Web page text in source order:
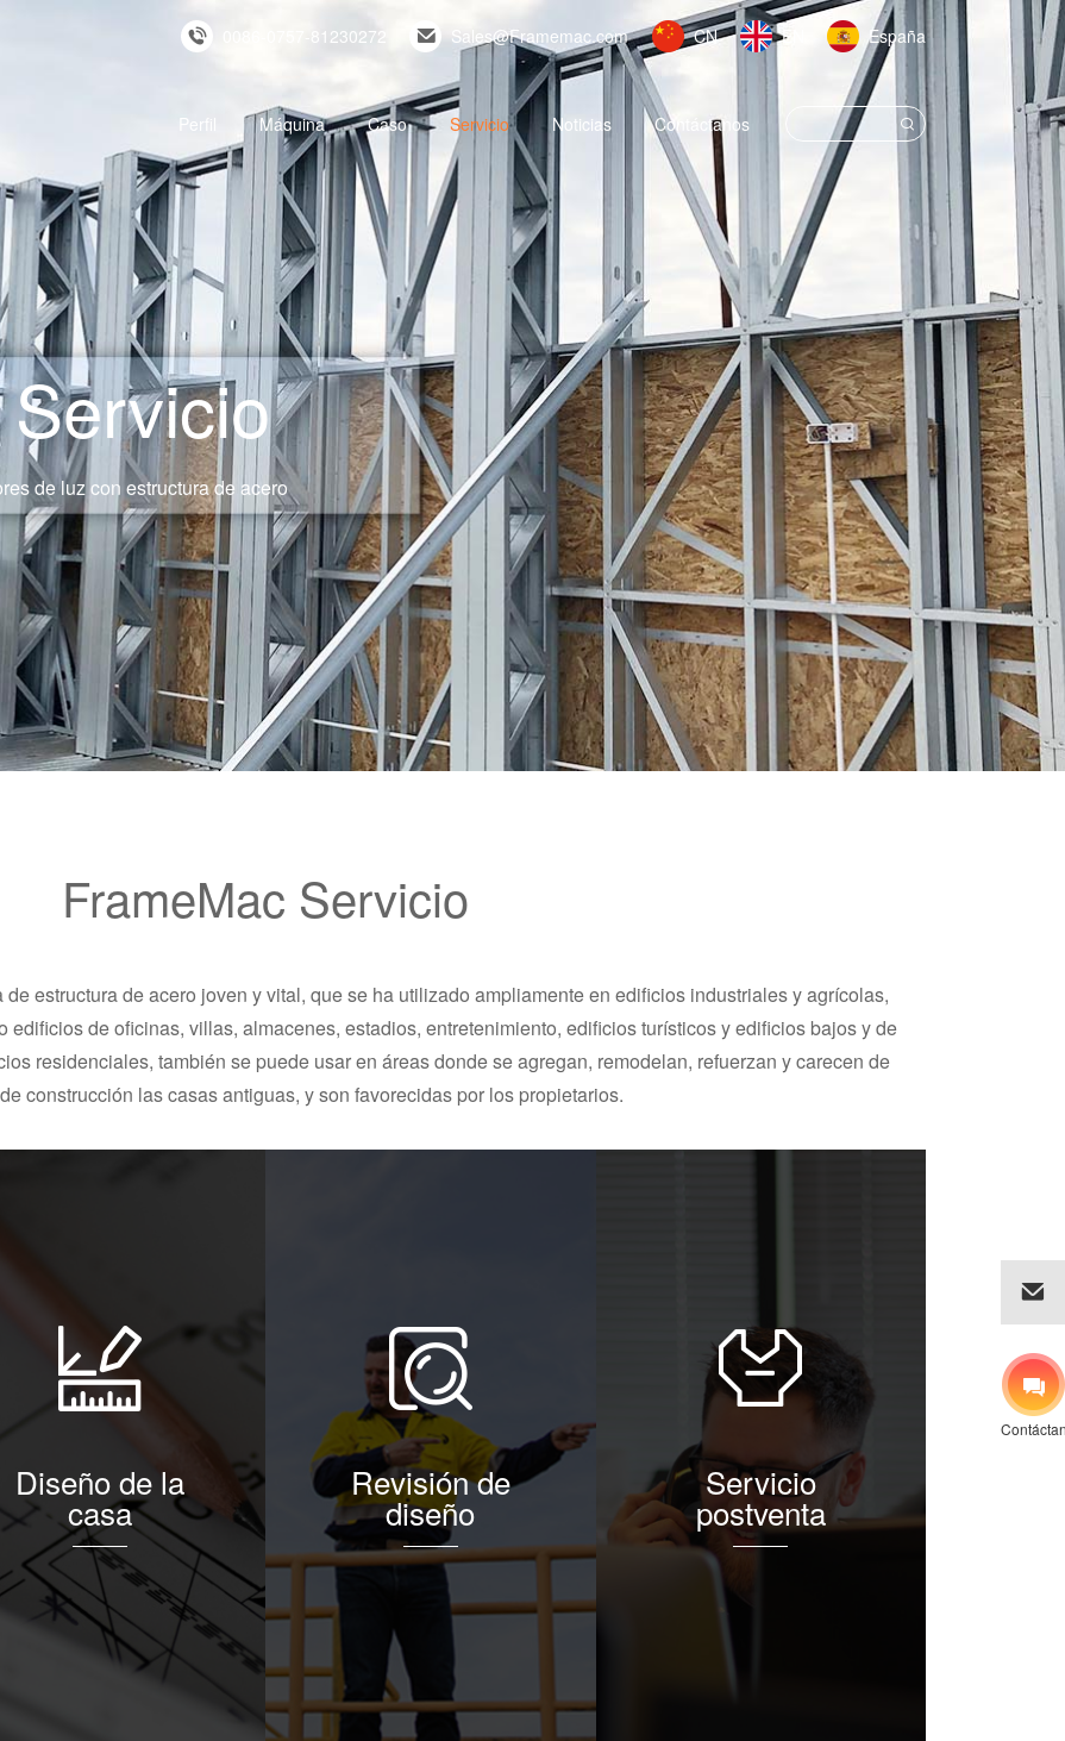
0086-0757-81230272 Sales@Framemac.com CN EN España
Perfil Máquina Caso Servicio Noticias Contáctanos
de luz con estructura de acero
FrameMac Servicio
estructura de acero joven y vital, que se ha utilizado ampliamente en edificios industriales y agrícolas,
edificios de oficinas, villas, almacenes, estadios, entretenimiento, edificios turísticos y edificios bajos y de
residenciales, también se puede usar en áreas donde se agregan, remodelan, refuerzan y carecen de
construcción las casas antiguas, y son favorecidas por los propietarios.
Diseño de la
casa
Revisión de
diseño
Servicio
postventa